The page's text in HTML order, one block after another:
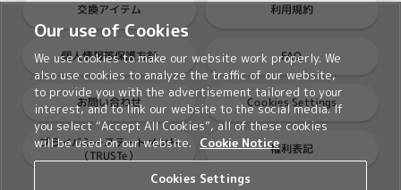
交換アイテム 利用規約
個人情報等保護方針 FAQ
お問い合わせ Cookies Settings
プライバシーステートメント
（TRUSTe） 権利表記
Our use of Cookies
We use cookies to make our website work properly. We
also use cookies to analyze the traffic of our website,
to provide you with the advertisement tailored to your
interest, and to link our website to the social media. If
you select “Accept All Cookies”, all of these cookies
will be used on our website.
Cookie Notice
Cookies Settings